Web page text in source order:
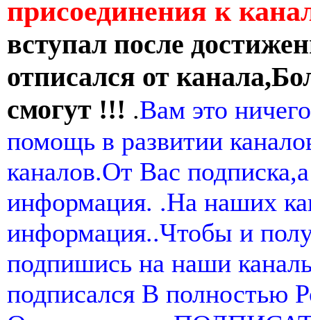
присоединения к
вступал после
отписался от
смогут !!! .Вам это
помощь в развитии
каналов.От Вас
информация. .На наших
информация..Чтобы и
подпишись на наши
подписался В полностью